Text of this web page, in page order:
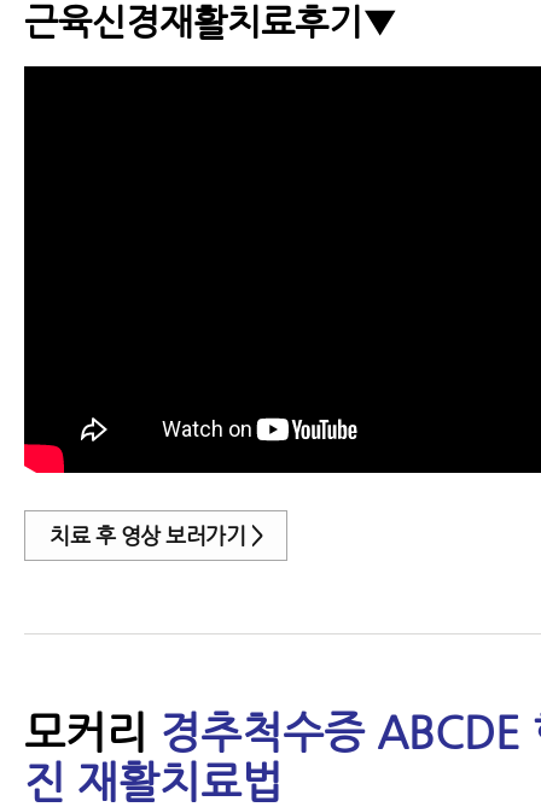
근육신경재활치료후기▼
치료 후 영상 보러가기 >
모커리 경추척수증 ABCDE
진 재활치료법